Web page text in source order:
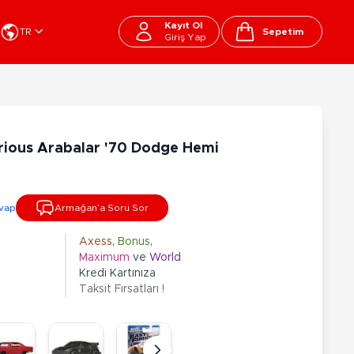
Oyuncakları
Bloklar
Hava - Spor - Deniz
Beslenme Çantası
Okul Araç Gereçleri
Matara
Fonksiyonel Peluşlar
Lisanslı Peluşlar
10-12 Yaş
TR
Kayıt Ol
Giriş Yap
Cart
Sepetim
Arabalar '70 Dodge Hemi
Armağan’a Soru Sor
Axess, Bonus,
Maximum ve World
Kredi Kartınıza
Taksit Fırsatları !